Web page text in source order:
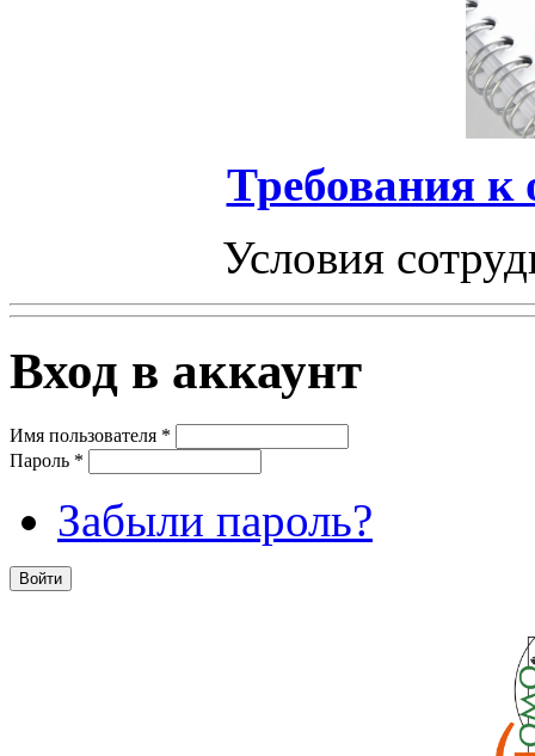
Требования к
Условия
Вход в аккаунт
Имя пользователя *
Пароль *
Забыли пароль?